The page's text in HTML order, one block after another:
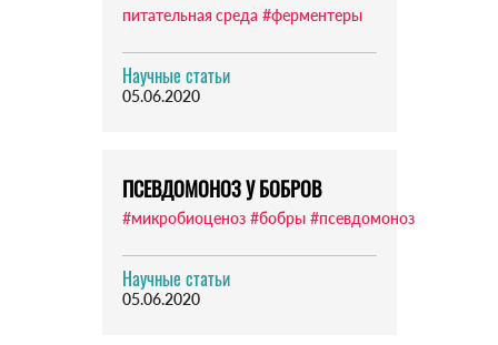
питательная среда #ферментеры
Научные статьи
05.06.2020
ПСЕВДОМОНОЗ У БОБРОВ
#микробиоценоз #бобры #псевдомоноз
Научные статьи
05.06.2020